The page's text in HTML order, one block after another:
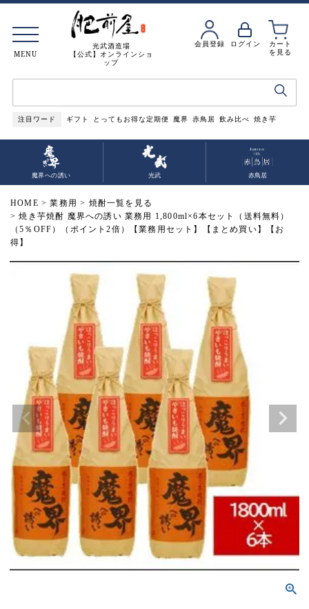
光武酒造場
【公式】オンラインショ
ップ
会員登録 ログイン
カート
を見る
注目ワード ギフト とってもお得な定期便 魔界 赤鳥居 飲み比べ 焼き芋
MENU
魔界への誘い 光武 赤鳥居
HOME 業務用
焼酎一覧を見る
焼き芋焼酎 魔界への誘い 業務用 1,800ml×6本セット（送料無料）
（5％OFF）（ポイント2倍）【業務用セット】【まとめ買い】【お
得】